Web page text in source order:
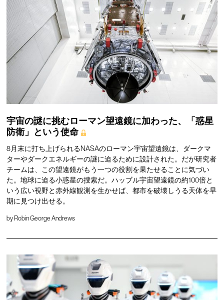
宇宙の謎に挑むローマン望遠鏡に加わった、「惑星
防衛」という使命
8月末に打ち上げられるNASAのローマン宇宙望遠鏡は、ダークマ
ターやダークエネルギーの謎に迫るために設計された。だが研究者
チームは、この望遠鏡がもう一つの役割を果たせることに気づい
た。地球に迫る小惑星の捜索だ。ハッブル宇宙望遠鏡の約100倍と
いう広い視野と赤外線観測を生かせば、都市を破壊しうる天体を早
期に見つけ出せる。
by Robin George Andrews